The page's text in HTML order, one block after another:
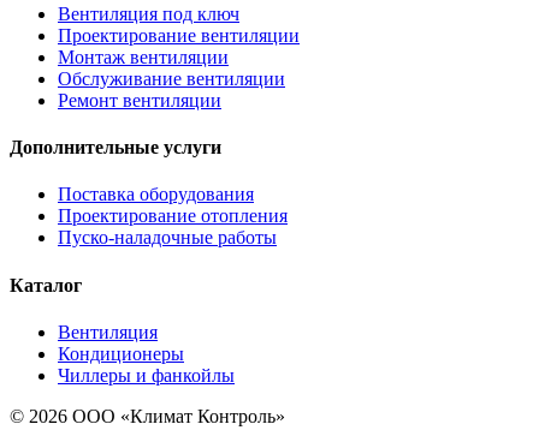
Вентиляция под ключ
Проектирование вентиляции
Монтаж вентиляции
Обслуживание вентиляции
Ремонт вентиляции
Дополнительные услуги
Поставка оборудования
Проектирование отопления
Пуско-наладочные работы
Каталог
Вентиляция
Кондиционеры
Чиллеры и фанкойлы
© 2026 ООО «Климат Контроль»